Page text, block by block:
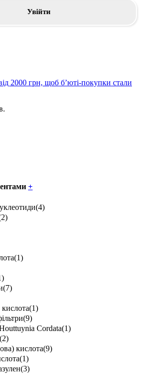
Увійти
2000 грн, щоб б’юті-покупки стали
+
(4)
(1)
(7)
(1)
(9)
Cordata(1)
(2)
кислота(9)
(1)
(3)